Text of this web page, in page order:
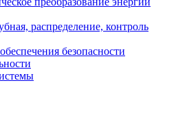
распределение, контроль
безопасности